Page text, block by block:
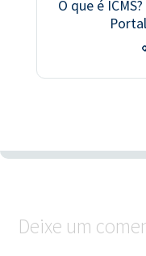
O que é
Deixe um